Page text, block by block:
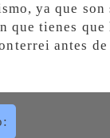
ya que son
que tienes que
antes de